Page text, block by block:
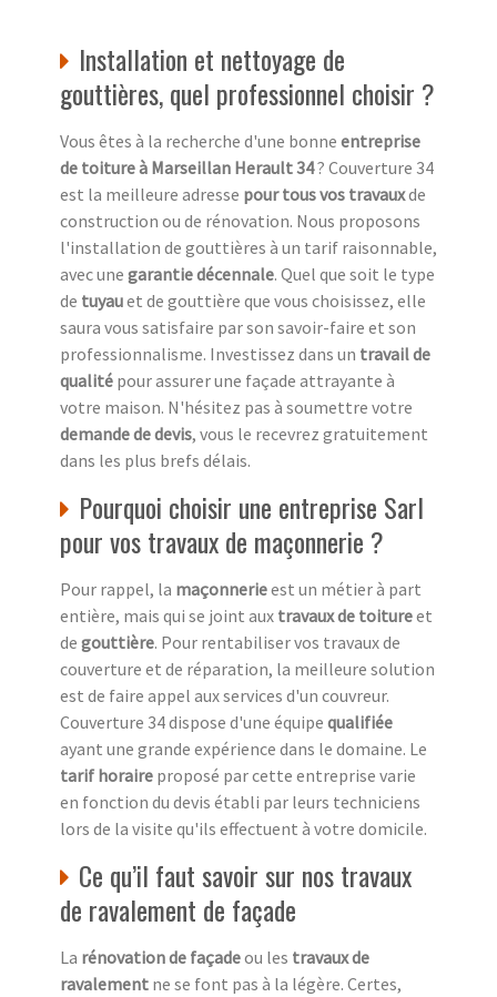
Installation et nettoyage de
gouttières, quel professionnel choisir ?
Vous êtes à la recherche d'une bonne entreprise
de toiture à Marseillan Herault 34? Couverture 34
est la meilleure adresse pour tous vos travauxde
construction ou de rénovation. Nous proposons
l'installation de gouttières à un tarif raisonnable,
avec une garantie décennale. Quel que soit le type
de tuyauet de gouttière que vous choisissez, elle
saura vous satisfaire par son savoir-faire et son
professionnalisme. Investissez dans un travail de
qualité pour assurer une façade attrayante à
votre maison. N'hésitez pas à soumettre votre
demande de devis, vous le recevrez gratuitement
dans les plus brefs délais.
Pourquoi choisir une entreprise Sarl
pour vos travaux de maçonnerie ?
Pour rappel, la maçonnerieest un métier à part
entière, mais qui se joint aux travaux de toitureet
de gouttière. Pour rentabiliser vos travaux de
couverture et de réparation, la meilleure solution
est de faire appel aux services d'un couvreur.
Couverture 34 dispose d'une équipe qualifiée
ayant une grande expérience dans le domaine. Le
tarif horaire proposé par cette entreprise varie
en fonction du devis établi par leurs techniciens
lors de la visite qu'ils effectuent à votre domicile.
Ce qu’il faut savoir sur nos travaux
de ravalement de façade
La rénovation de façadeou les travaux de
ravalement ne se font pas à la légère. Certes,